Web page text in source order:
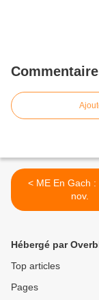
< ME En Gach : 13 & 20
nov.
Hébergé par
Top articles
Pages